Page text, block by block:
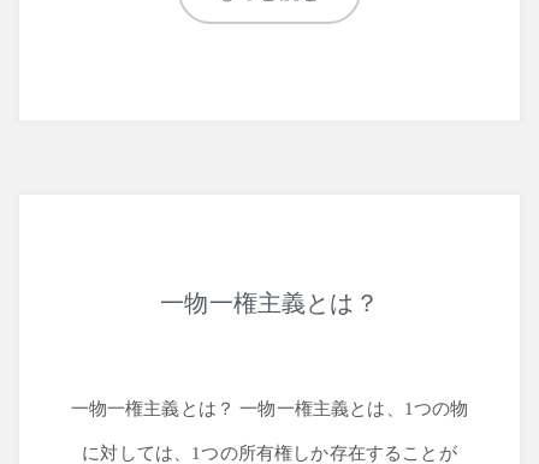
一物一権主義とは？
一物一権主義とは？ 一物一権主義とは、1つの物
に対しては、1つの所有権しか存在することが